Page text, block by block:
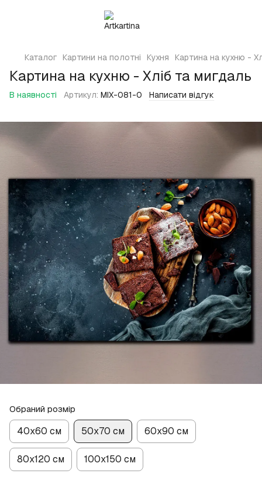
Каталог Картини на полотні Кухня Картина на кухню -
Картина на кухню - Хліб та мигдаль
В наявності Артикул: MIX-081-0 Написати відгук
Обраний розмір
40х60 см 50х70 см 60х90 см
80х120 см 100х150 см